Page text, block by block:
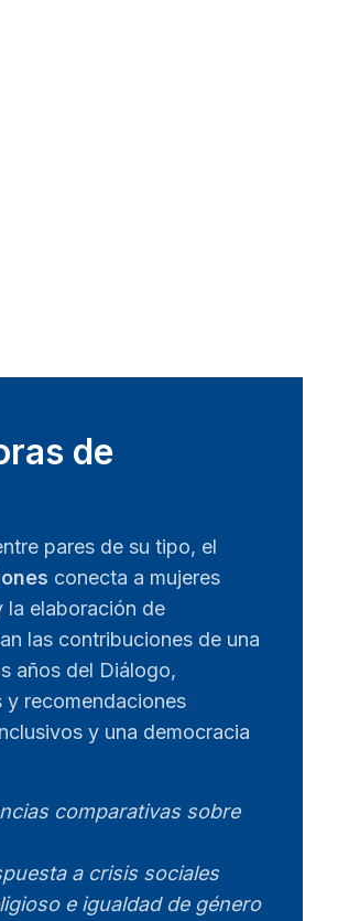
de
pares de su tipo, el
conecta a mujeres
la elaboración de
las contribuciones de una
años del Diálogo,
recomendaciones
y una democracia
comparativas sobre
a crisis sociales
e igualdad de género